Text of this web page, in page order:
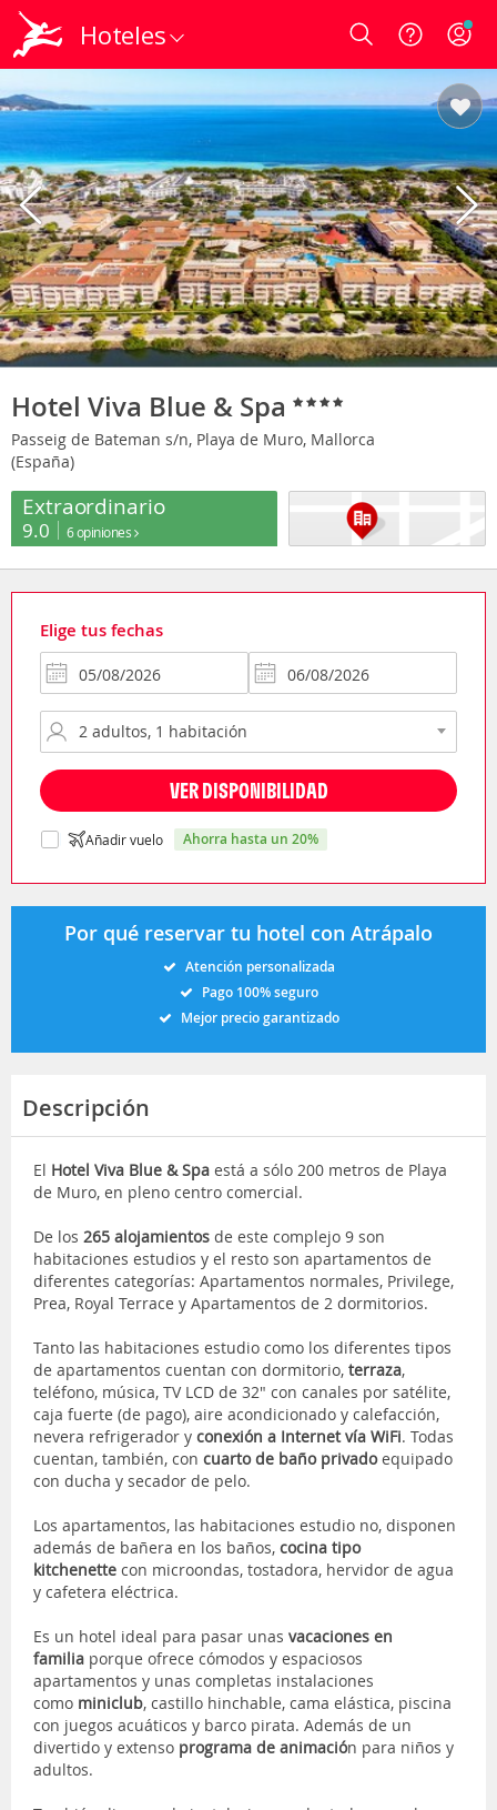
Hoteles Login
Hotel Viva Blue & Spa
Passeig de Bateman s/n, Playa de Muro, Mallorca
(España)
Extraordinario
9.0 6 opiniones
Elige tus fechas
VER DISPONIBILIDAD
Añadir vuelo ahorra hasta un 20%
Por qué reservar tu hotel con Atrápalo
Atención personalizada
Pago 100% seguro
Mejor precio garantizado
Descripción
El Hotel Viva Blue & Spa está a sólo 200 metros de Playa
de Muro, en pleno centro comercial.
De los 265 alojamientos de este complejo 9 son
habitaciones estudios y el resto son apartamentos de
diferentes categorías: Apartamentos normales, Privilege,
Prea, Royal Terrace y Apartamentos de 2 dormitorios.
Tanto las habitaciones estudio como los diferentes tipos
de apartamentos cuentan con dormitorio, terraza,
teléfono, música, TV LCD de 32" con canales por satélite,
caja fuerte (de pago), aire acondicionado y calefacción,
nevera refrigerador y conexión a Internet vía WiFi. Todas
cuentan, también, con cuarto de baño privadoequipado
con ducha y secador de pelo.
Los apartamentos, las habitaciones estudio no, disponen
además de bañera en los baños, cocina tipo
kitchenette con microondas, tostadora, hervidor de agua
y cafetera eléctrica.
Es un hotel ideal para pasar unas vacaciones en
familia porque ofrece cómodos y espaciosos
apartamentos y unas completas instalaciones
como miniclub, castillo hinchable, cama elástica, piscina
con juegos acuáticos y barco pirata. Además de un
divertido y extenso programa de animación para niños y
adultos.